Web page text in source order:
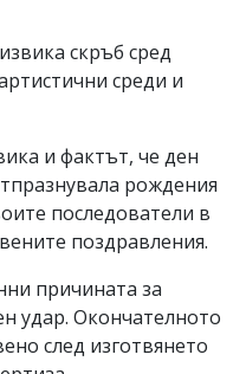
скръб сред
среди и
и фактът, че ден
рождения
последователи в
поздравления.
причината за
удар. Окончателното
след изготвянето